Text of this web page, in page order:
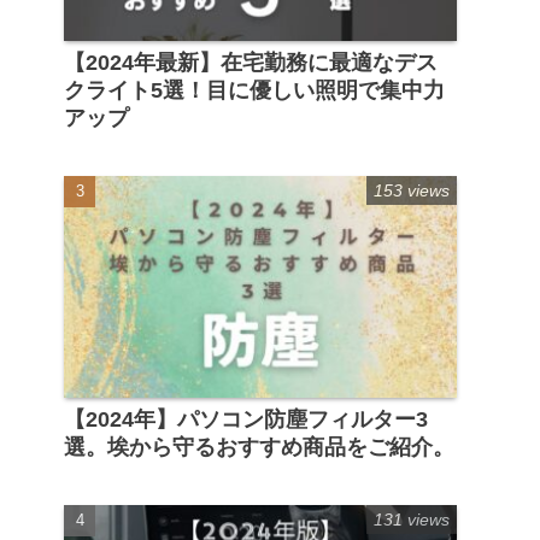
【2024年最新】在宅勤務に最適なデス
クライト5選！目に優しい照明で集中力
アップ
【2024年】パソコン防塵フィルター3
選。埃から守るおすすめ商品をご紹介。
153 views
131 views